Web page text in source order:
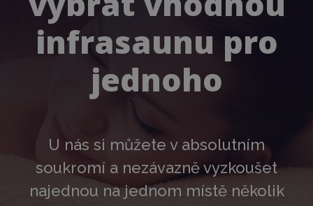
infrasaunu pro
jednoho
U nás si můžete v absolutním
soukromí a nezávazně vyzkoušet
najednou na jednom místě několik